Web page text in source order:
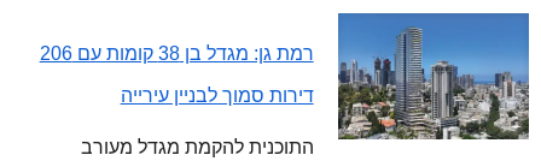
רמת גן: מגדל בן 38 קומות עם 206
דירות סמוך לבניין עירייה
התוכנית להקמת מגדל מעורב